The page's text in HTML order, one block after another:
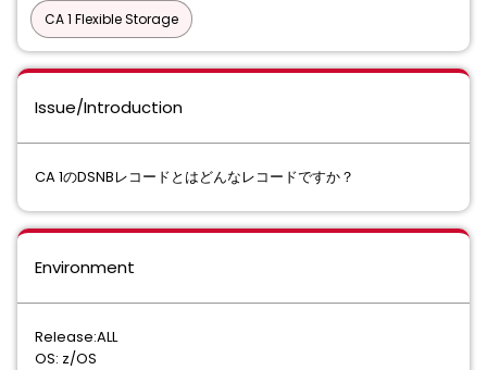
CA 1 Flexible Storage
Issue/Introduction
CA 1のDSNBレコードとはどんなレコードですか？
Environment
Release:ALL
OS: z/OS